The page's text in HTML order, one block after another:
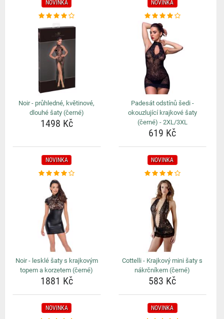
NOVINKA
Noir - průhledné, květinové,
dlouhé šaty (černé)
1498 Kč
NOVINKA
Padesát odstínů šedi -
okouzlující krajkové šaty
(černé) - 2XL/3XL
619 Kč
NOVINKA
Noir - lesklé šaty s krajkovým
topem a korzetem (černé)
1881 Kč
NOVINKA
Cottelli - Krajkový mini šaty s
nákrčníkem (černé)
583 Kč
NOVINKA NOVINKA